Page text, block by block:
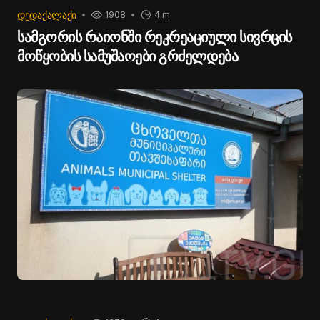
ᲓᲔᲓᲐᲥᲐᲚᲐᲥᲘ 4 m
1908
სამგორის რაიონში რეკრეაციული სივრცის
მოწყობის სამუშაოები გრძელდება